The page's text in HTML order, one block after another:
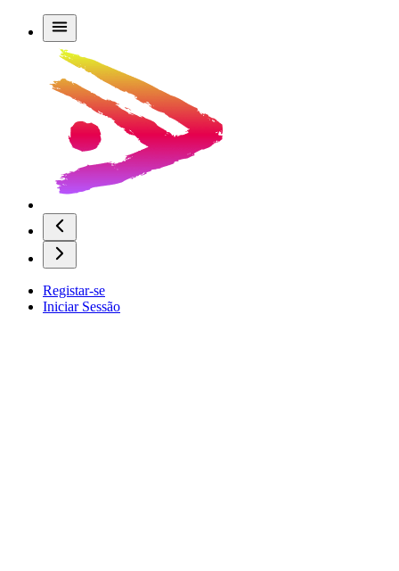
Registar-se
Iniciar Sessão